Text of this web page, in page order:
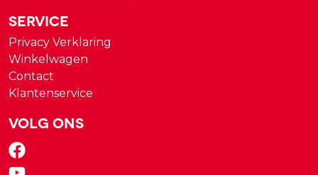
Service
Privacy Verklaring
Winkelwagen
Contact
Klantenservice
Volg ons